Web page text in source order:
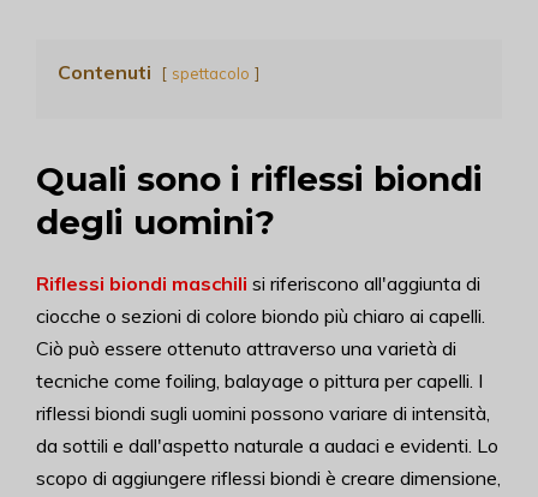
Contenuti spettacolo
Quali sono i riflessi biondi
degli uomini?
Riflessi biondi maschili si riferiscono all'aggiunta di
ciocche o sezioni di colore biondo più chiaro ai capelli.
Ciò può essere ottenuto attraverso una varietà di
tecniche come foiling, balayage o pittura per capelli. I
riflessi biondi sugli uomini possono variare di intensità,
da sottili e dall'aspetto naturale a audaci e evidenti. Lo
scopo di aggiungere riflessi biondi è creare dimensione,